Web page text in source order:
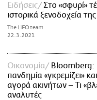
Ειδήσεις
Στο «σφυρί»
ιστορικά ξενοδοχεία
The LiFO team
22.3.2021
Οικονομία
Bloomberg:
πανδημία «γκρεμίζει»
αγορά ακινήτων – Τι
αναλυτές